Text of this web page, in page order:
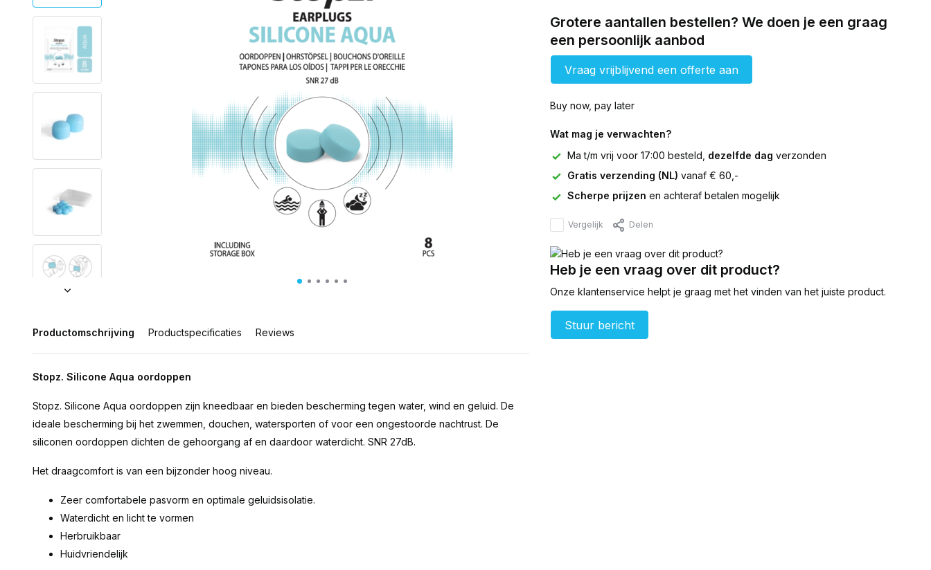
Productomschrijving Productspecificaties Reviews
Stopz. Silicone Aqua oordoppen
Stopz. Silicone Aqua oordoppen zijn kneedbaar en bieden bescherming tegen water, wind en geluid. De
ideale bescherming bij het zwemmen, douchen, watersporten of voor een ongestoorde nachtrust. De
siliconen oordoppen dichten de gehoorgang af en daardoor waterdicht. SNR 27dB.
Het draagcomfort is van een bijzonder hoog niveau.
Zeer comfortabele pasvorm en optimale geluidsisolatie.
Waterdicht en licht te vormen
Herbruikbaar
Huidvriendelijk
Grotere aantallen bestellen? We doen je een graag
een persoonlijk aanbod
Vraag vrijblijvend een offerte aan
Buy now, pay later
Wat mag je verwachten?
Ma t/m vrij voor 17:00 besteld, dezelfde dag verzonden
Gratis verzending (NL) vanaf € 60,-
Scherpe prijzen en achteraf betalen mogelijk
Vergelijk Delen
Heb je een vraag over dit product?
Onze klantenservice helpt je graag met het vinden van het juiste product.
Stuur bericht